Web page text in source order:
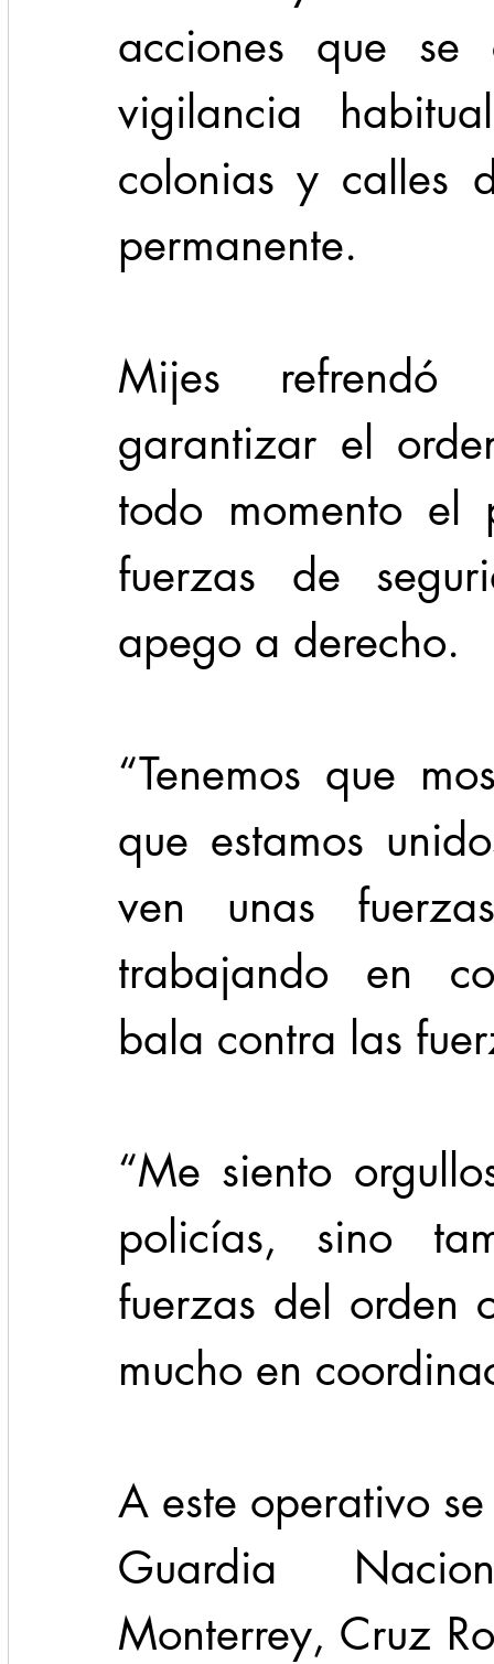
acciones que se
vigilancia
colonias y calles
permanente.
Mijes refrendó
garantizar el
todo momento el
fuerzas de
apego a derecho.
“Tenemos que
que estamos
ven unas
trabajando en
bala contra las
“Me siento
policías, sino
fuerzas del orden
mucho en
A este operativo
Guardia
Monterrey, Cruz